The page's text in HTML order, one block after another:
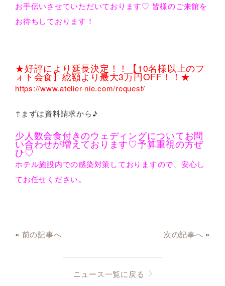
お手伝いさせていただいております♡ 皆様のご来館を
お待ちしております！
★好評により延長決定！！【10名様以上のフ
ォト会食】総額より最大3万円OFF！！★
https://www.atelier-nie.com/request/
↑まずは資料請求から♪
少人数会食付きのウェディングについてお問
い合わせが増えております♡予算重視の方ぜ
ひ♡
ホテル施設内での感染対策しておりますので、安心し
てお任せください。
« 前の記事へ 次の記事へ »
ニュース一覧に戻る